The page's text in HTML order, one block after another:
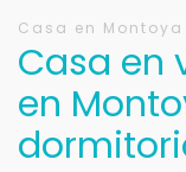
Casa en
Casa en
en